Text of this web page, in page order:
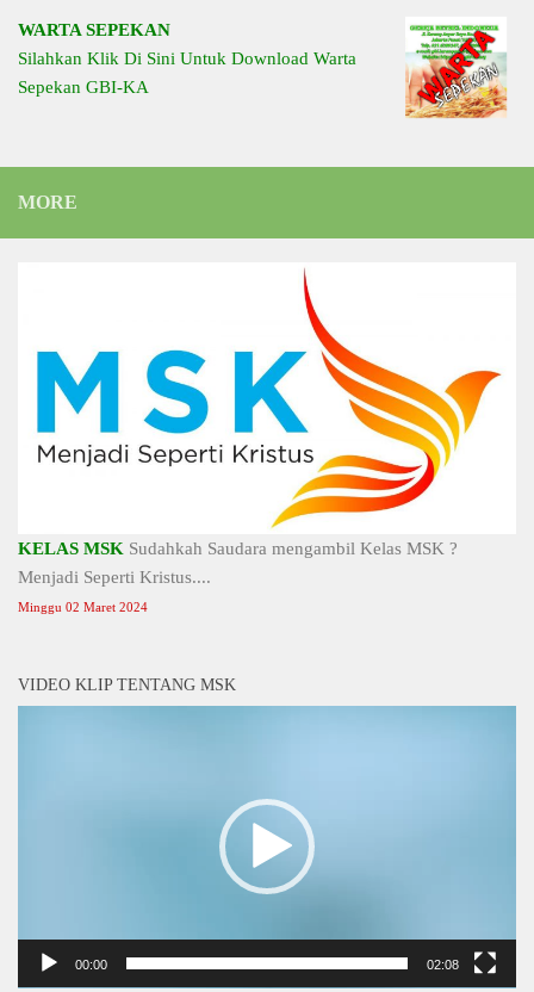
WARTA SEPEKAN
Silahkan Klik Di Sini Untuk Download Warta
Sepekan GBI-KA
MORE
KELAS MSK Sudahkah Saudara mengambil Kelas MSK ?
Menjadi Seperti Kristus....
Minggu 02 Maret 2024
VIDEO KLIP TENTANG MSK
00:00 02:08